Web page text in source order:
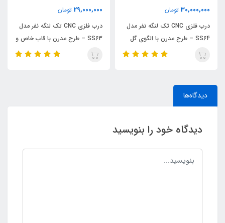
30,000,000 تومان
درب فلزی CNC تک لنگه نفر مدل
SS64 – طرح مدرن با الگوی گل
زیبا
29,000,000 تومان
درب فلزی CNC تک لنگه نفر مدل
SS63 – طرح مدرن با قاب خاص و
خطوط مینیمال
دیدگاه‌ها
دیدگاه خود را بنویسید